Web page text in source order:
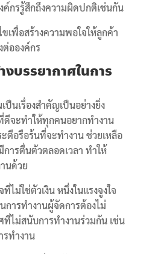
ค์กรรู้สึกถึงความผิดปกติเช่นกัน
เพื่อสร้างความพอใจให้ลูกค้า
ต่อองค์กร
บรรยากาศในการ
ป็นเรื่องสำคัญเป็นอย่างยิ่ง
ดีจะทำให้ทุกคนอยากทำงาน
ตือรือร้นที่จะทำงาน ช่วยเหลือ
ารตื่นตัวตลอดเวลา ทำให้
นด้วย
ไม่ใช่ตัวเงิน หนึ่งในแรงจูงใจ
การทำงานผู้จัดการต้องไม่
ที่ไม่สนับการทำงานร่วมกัน เช่น
รทำงาน